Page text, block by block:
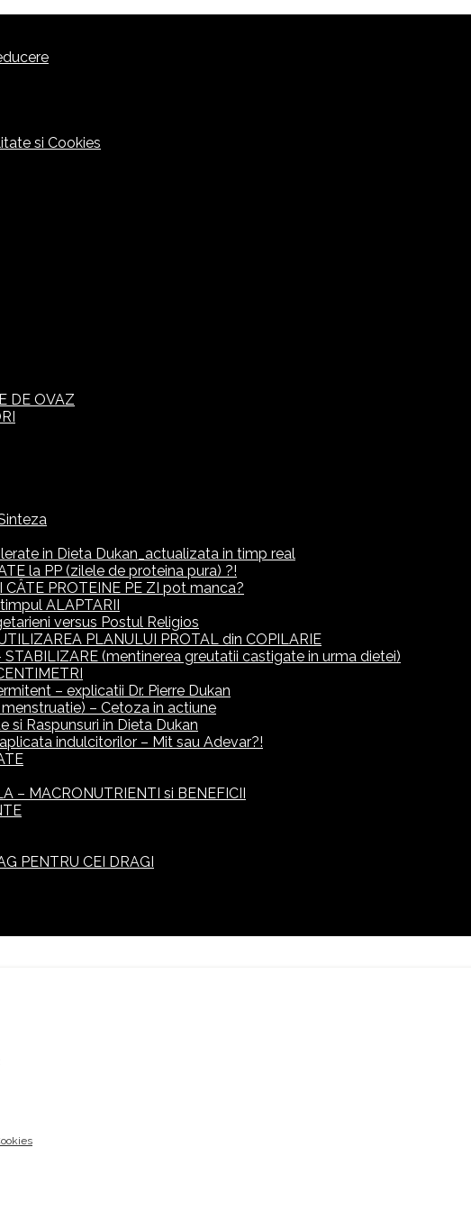
si Cookies
DE OVAZ
in Dieta Dukan_actualizata in timp real
la PP (zilele de proteina pura) ?!
CÂTE PROTEINE PE ZI pot manca?
ALAPTARII
versus Postul Religios
PLANULUI PROTAL din COPILARIE
STABILIZARE (mentinerea greutatii castigate in urma dietei)
– explicatii Dr. Pierre Dukan
– Cetoza in actiune
si Raspunsuri in Dieta Dukan
aplicata indulcitorilor – Mit sau Adevar?!
– MACRONUTRIENTI si BENEFICII
PENTRU CEI DRAGI